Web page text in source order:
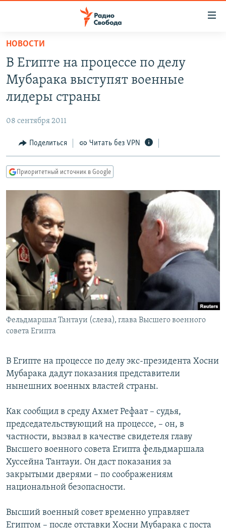
упрощенного
доступа
Вернуться
основному
Вернутся
Вернутся
поиску
ПОДКАСТЫ
АВТОРСКИЕ ПРОЕКТЫ
МНЕНИЯ
КУЛЬТУРА
КАВКАЗ.РЕАЛИИ
СЕВЕР.РЕАЛИИ
СИБИРЬ.РЕАЛИИ
РАСПИСАНИЕ ВЕЩАНИЯ
ПОДПИШИТЕСЬ НА РАССЫЛКУ
СОЦИАЛЬНЫЕ СЕТИ
НОВОСТИ
В Египте на процессе по делу
Мубарака выступят военные
лидеры страны
08 сентября 2011
Поделиться Читать без VPN
Приоритетный источник в Google
Фельдмаршал Тантауи (слева), глава Высшего военного
совета Египта
В Египте на процессе по делу экс-президента Хосни
Мубарака дадут показания представители
нынешних военных властей страны.
Как сообщил в среду Ахмет Рефаат – судья,
председательствующий на процессе, – он, в
частности, вызвал в качестве свидетеля главу
Высшего военного совета Египта фельдмаршала
Хуссейна Тантауи. Он даст показания за
закрытыми дверями – по соображениям
национальной безопасности.
Высший военный совет временно управляет
Египтом – после отставки Хосни Мубарака с поста